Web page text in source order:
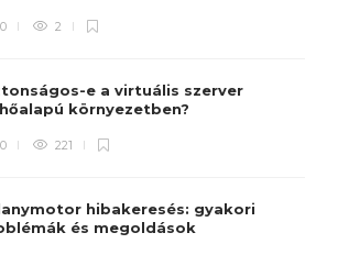
0 2
e a virtuális szerver
környezetben?
0 221
hibakeresés: gyakori
és megoldások